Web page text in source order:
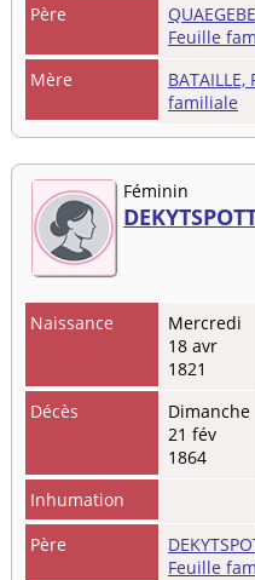
Père
Feuille
Mère
familiale
Féminin
Naissance
Mercredi
18 avr
1821
Décès
Dimanche
21 fév
1864
Inhumation
Père
Feuille